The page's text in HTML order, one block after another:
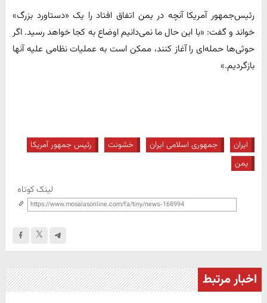
رئیس‌جمهور آمریکا آنچه در یمن اتفاق افتاد را یک «دستاورد بزرگ»
خواند و گفت: «با این حال ما نمی‌دانیم اوضاع به کجا خواهد رسید. اگر
حوثی‌ها حمله‌ای را آغاز کنند، ممکن است به عملیات نظامی علیه آنها
بازگردیم.»
ایران جمهوری اسلامی ایران خشونت
رئیس جمهور آمریکا
یمن
لینک کوتاه
اخبار مرتبط